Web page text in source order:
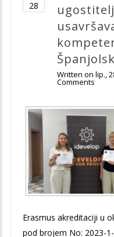
28
Written onlip.,
Comments
Erasmus akreditaciji u
pod brojem No: 2023-